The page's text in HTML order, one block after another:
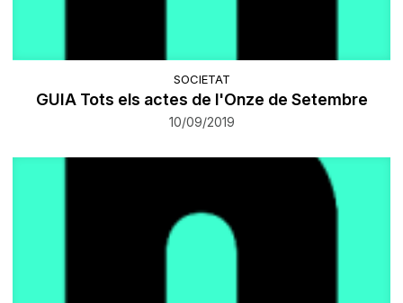
SOCIETAT
GUIA Tots els actes de l'Onze de Setembre
10/09/2019